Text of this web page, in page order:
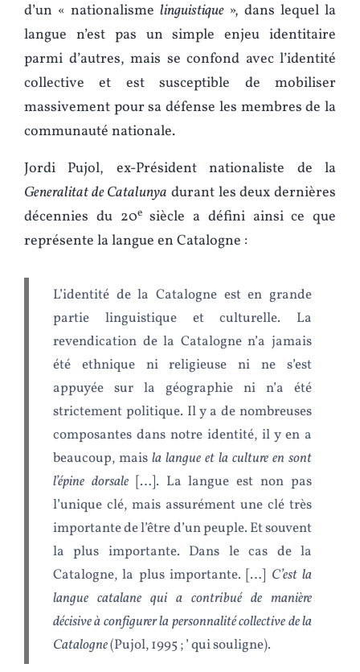
d’un « nationalisme linguistique», dans lequel la
langue n’est pas un simple enjeu identitaire
parmi d’autres, mais se confond avec l’identité
collective et est susceptible de mobiliser
massivement pour sa défense les membres de la
communauté nationale.
Jordi Pujol, ex-Président nationaliste de la
Generalitat de Catalunya durant les deux dernières
décennies du 20esiècle a défini ainsi ce que
représente la langue en Catalogne :
L’identité de la Catalogne est en grande
partie linguistique et culturelle. La
revendication de la Catalogne n’a jamais
été ethnique ni religieuse ni ne s’est
appuyée sur la géographie ni n’a été
strictement politique. Il y a de nombreuses
composantes dans notre identité, il y en a
beaucoup, mais la langue et la culture en sont
l’épine dorsale[…]. La langue est non pas
l’unique clé, mais assurément une clé très
importante de l’être d’un peuple. Et souvent
la plus importante. Dans le cas de la
Catalogne, la plus importante. […] C’est la
langue catalane qui a contribué de manière
décisive à configurer la personnalité collective de la
Catalogne(Pujol, 1995 ; ’ qui souligne).